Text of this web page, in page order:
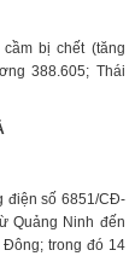
bị chết (tăng
388.605; Thái
điện số 6851/CĐ-
Quảng Ninh đến
trong đó 14